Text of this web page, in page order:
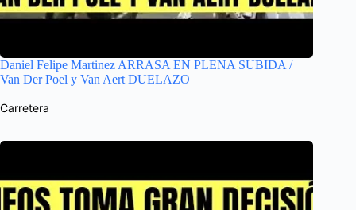
Daniel Felipe Martinez ARRASA EN PLENA SUBIDA /
Van Der Poel y Van Aert DUELAZO
Carretera